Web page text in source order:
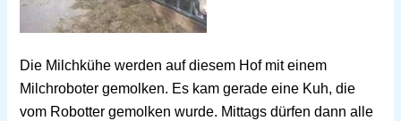
Die Milchkühe werden auf diesem Hof mit einem
Milchroboter gemolken. Es kam gerade eine Kuh, die
vom Robotter gemolken wurde. Mittags dürfen dann alle